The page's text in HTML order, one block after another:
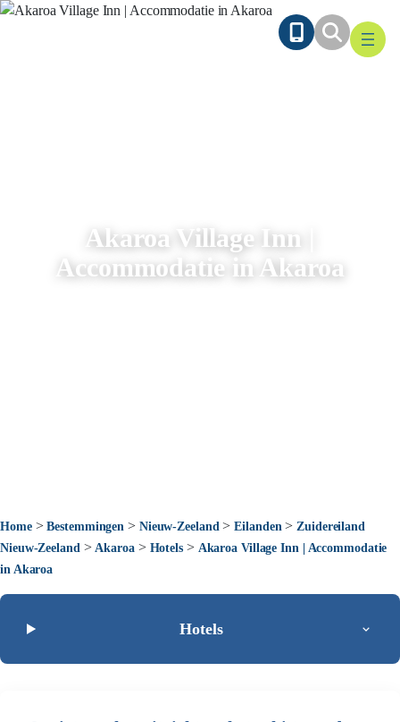
Ga
Akaroa Village Inn |
Accommodatie in Akaroa
Home>Bestemmingen > Nieuw-Zeeland >Eilanden > Zuidereiland
Nieuw-Zeeland > Akaroa> Hotels> Akaroa Village Inn | Accommodatie
in Akaroa
Hotels